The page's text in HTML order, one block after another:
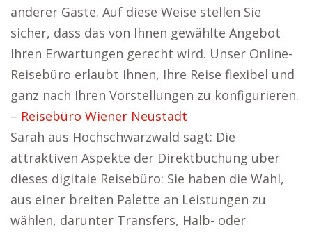
anderer Gäste. Auf diese Weise stellen Sie
sicher, dass das von Ihnen gewählte Angebot
Ihren Erwartungen gerecht wird. Unser Online-
Reisebüro erlaubt Ihnen, Ihre Reise flexibel und
ganz nach Ihren Vorstellungen zu konfigurieren.
– Reisebüro Wiener Neustadt
Sarah aus Hochschwarzwald sagt: Die
attraktiven Aspekte der Direktbuchung über
dieses digitale Reisebüro: Sie haben die Wahl,
aus einer breiten Palette an Leistungen zu
wählen, darunter Transfers, Halb- oder